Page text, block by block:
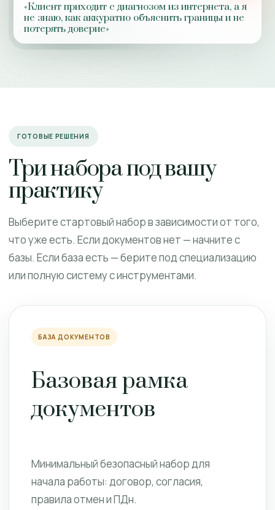
«Клиент приходит с диагнозом из интернета, а я
не знаю, как аккуратно объяснить границы и не
потерять доверие»
ГОТОВЫЕ РЕШЕНИЯ
Три набора под вашу
практику
Выберите стартовый набор в зависимости от того,
что уже есть. Если документов нет — начните с
базы. Если база есть — берите под специализацию
или полную систему с инструментами.
БАЗА ДОКУМЕНТОВ
Базовая рамка
документов
Минимальный безопасный набор для
начала работы: договор, согласия,
правила отмен и ПДн.